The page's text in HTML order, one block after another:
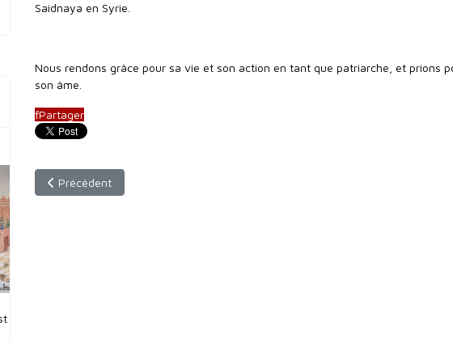
Saidnaya en Syrie.
Nous rendons grâce pour sa vie et son action en tant que patriarche, et prions
son âme.
fPartager
Article précédent : Un nouvel évêque pour les Syriaques Orthodoxes de
Précédent